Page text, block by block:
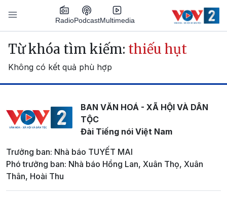
Nhảy đến nội dung
RadioPodcastMultimedia
Main navigation
Từ khóa tìm kiếm: thiếu hụt
Không có kết quả phù hợp
BAN VĂN HOÁ - XÃ HỘI VÀ DÂN
TỘC
Đài Tiếng nói Việt Nam
Trưởng ban: Nhà báo TUYẾT MAI
Phó trưởng ban: Nhà báo Hồng Lan, Xuân Thọ, Xuân
Thân, Hoài Thu